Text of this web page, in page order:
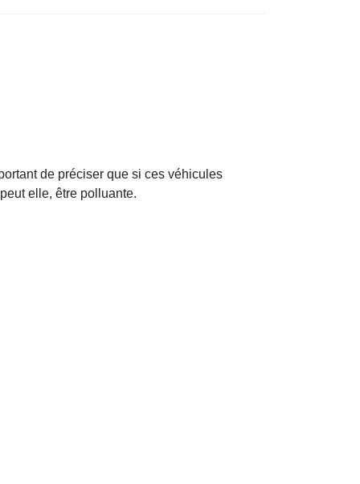
de préciser que si ces véhicules
elle, être polluante.